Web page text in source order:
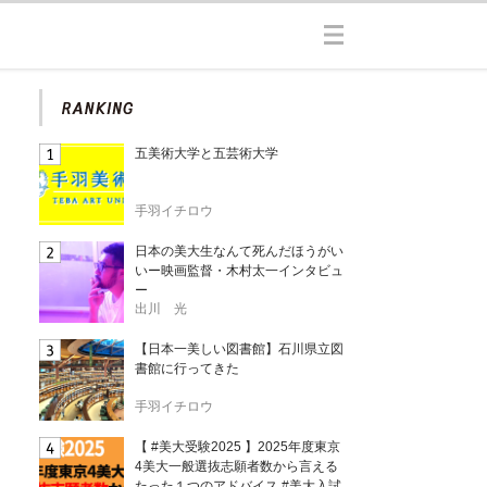
五美術大学と五芸術大学
手羽イチロウ
日本の美大生なんて死んだほうがい
いー映画監督・木村太一インタビュ
ー
出川 光
【日本一美しい図書館】石川県立図
書館に行ってきた
手羽イチロウ
【 #美大受験2025 】2025年度東京
4美大一般選抜志願者数から言える